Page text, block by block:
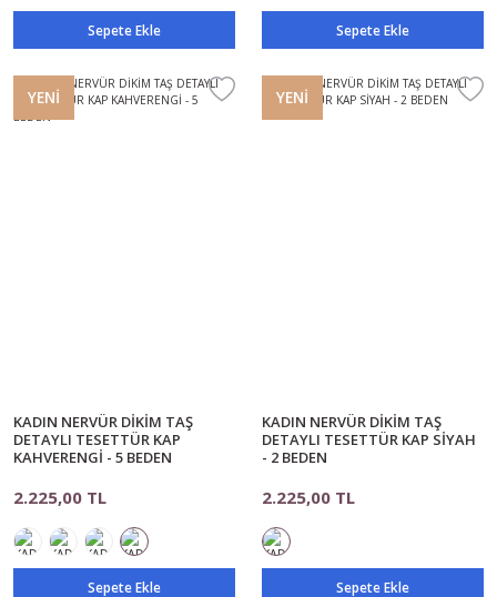
Sepete Ekle Sepete Ekle
YENİ
KADIN NERVÜR DİKİM TAŞ
DETAYLI TESETTÜR KAP
KAHVERENGİ - 5 BEDEN
2.225,00 TL
Sepete Ekle
YENİ
KADIN NERVÜR DİKİM TAŞ
DETAYLI TESETTÜR KAP SİYAH
- 2 BEDEN
2.225,00 TL
Sepete Ekle